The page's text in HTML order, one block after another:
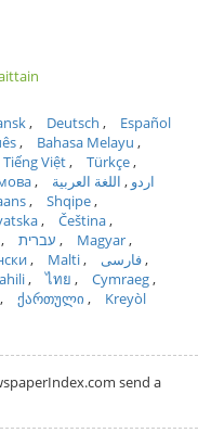
Deutsch
Español
Bahasa Melayu
Tiếng Việt
Türkçe
اردو
اللغة العربية
Shqipe
Čeština
עברית
Magyar
Malti
فارسی
ไทย
Cymraeg
ქართული
Kreyòl
send a